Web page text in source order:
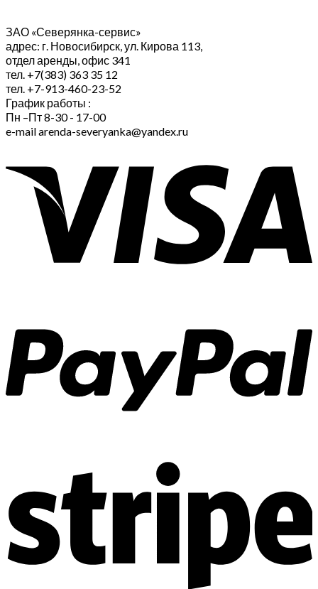
ЗАО «Северянка-сервис»
адрес: г. Новосибирск, ул. Кирова 113,
отдел аренды, офис 341
тел. +7(383) 363 35 12
тел. +7-913-460-23-52
График работы :
Пн –Пт 8-30 - 17-00
e-mail arenda-severyanka@yandex.ru